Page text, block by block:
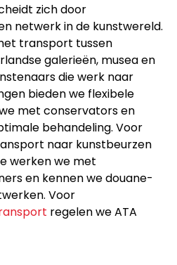
zich door
netwerk in de kunstwereld.
transport tussen
galerieën, musea en
die werk naar
bieden we flexibele
met conservators en
behandeling. Voor
naar kunstbeurzen
werken we met
en kennen we douane-
Voor
regelen we ATA